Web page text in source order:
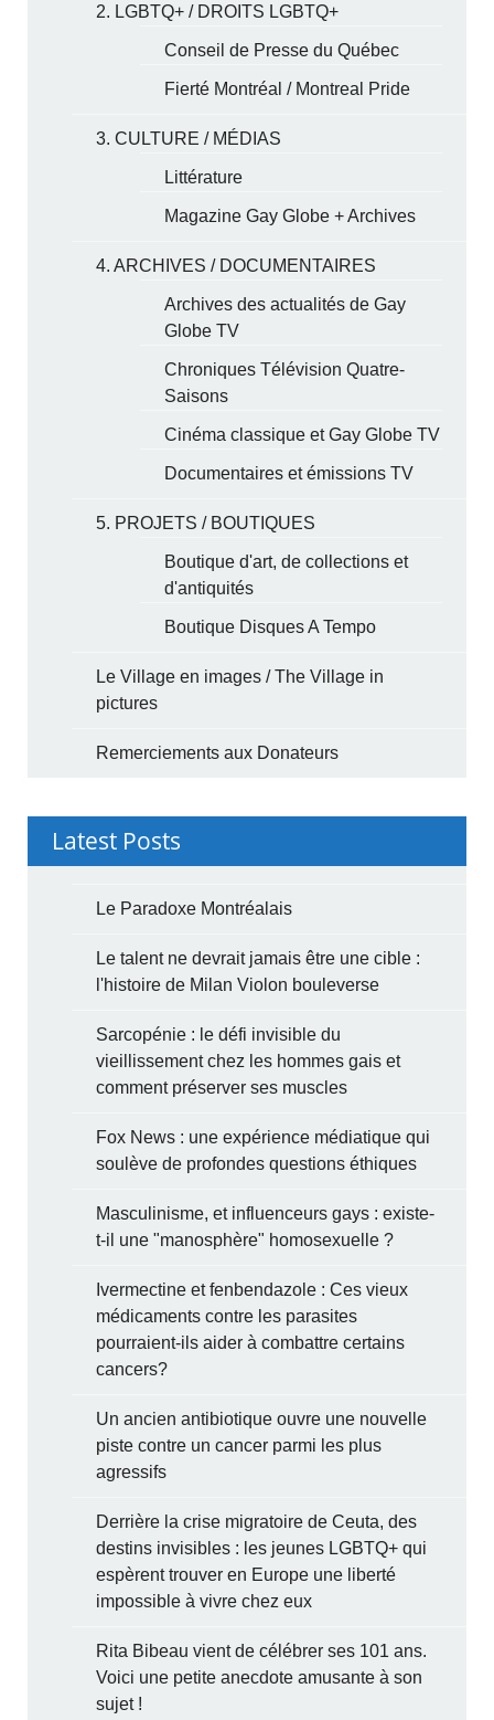
2. LGBTQ+ / DROITS LGBTQ+
Conseil de Presse du Québec
Fierté Montréal / Montreal Pride
3. CULTURE / MÉDIAS
Littérature
Magazine Gay Globe + Archives
4. ARCHIVES / DOCUMENTAIRES
Archives des actualités de Gay
Globe TV
Chroniques Télévision Quatre-
Saisons
Cinéma classique et Gay Globe TV
Documentaires et émissions TV
5. PROJETS / BOUTIQUES
Boutique d'art, de collections et
d'antiquités
Boutique Disques A Tempo
Le Village en images / The Village in
pictures
Remerciements aux Donateurs
Latest Posts
Le Paradoxe Montréalais
Le talent ne devrait jamais être une cible :
l'histoire de Milan Violon bouleverse
Sarcopénie : le défi invisible du
vieillissement chez les hommes gais et
comment préserver ses muscles
Fox News : une expérience médiatique qui
soulève de profondes questions éthiques
Masculinisme, et influenceurs gays : existe-
t-il une "manosphère" homosexuelle ?
Ivermectine et fenbendazole : Ces vieux
médicaments contre les parasites
pourraient-ils aider à combattre certains
cancers?
Un ancien antibiotique ouvre une nouvelle
piste contre un cancer parmi les plus
agressifs
Derrière la crise migratoire de Ceuta, des
destins invisibles : les jeunes LGBTQ+ qui
espèrent trouver en Europe une liberté
impossible à vivre chez eux
Rita Bibeau vient de célébrer ses 101 ans.
Voici une petite anecdote amusante à son
sujet !